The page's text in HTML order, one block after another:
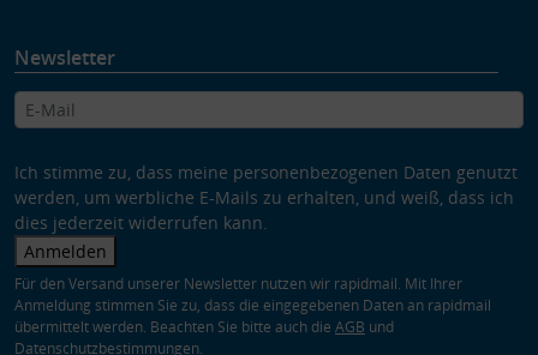
Newsletter
Ich stimme zu, dass meine personenbezogenen Daten genutzt
werden, um werbliche E-Mails zu erhalten, und weiß, dass ich
dies jederzeit widerrufen kann.
Anmelden
Für den Versand unserer Newsletter nutzen wir rapidmail. Mit Ihrer
Anmeldung stimmen Sie zu, dass die eingegebenen Daten an rapidmail
übermittelt werden. Beachten Sie bitte auch die AGB und
Datenschutzbestimmungen.